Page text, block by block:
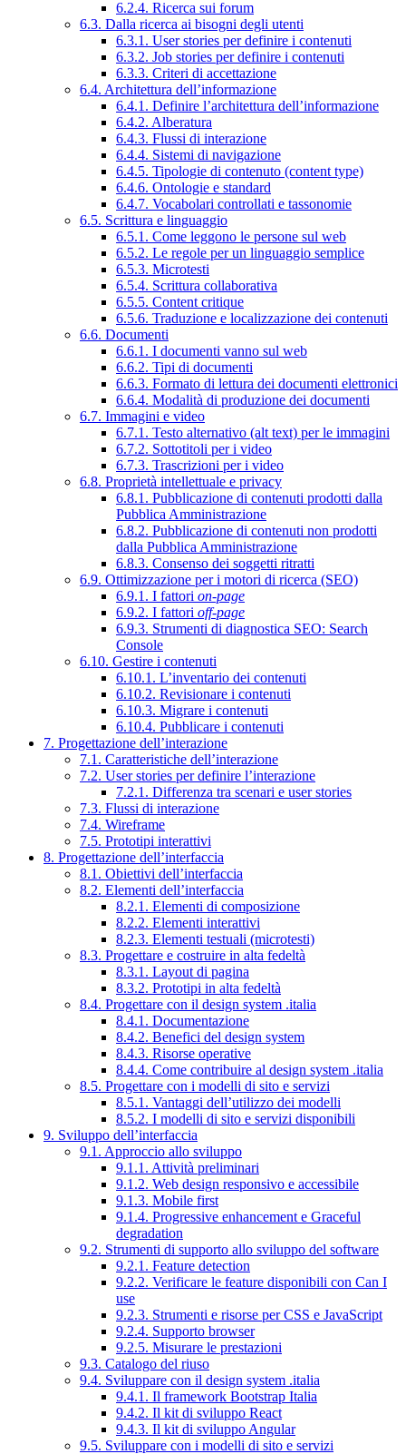
6.2.4. Ricerca sui forum
6.3. Dalla ricerca ai bisogni degli utenti
6.3.1. User stories per definire i contenuti
6.3.2. Job stories per definire i contenuti
6.3.3. Criteri di accettazione
6.4. Architettura dell’informazione
6.4.1. Definire l’architettura dell’informazione
6.4.2. Alberatura
6.4.3. Flussi di interazione
6.4.4. Sistemi di navigazione
6.4.5. Tipologie di contenuto (content type)
6.4.6. Ontologie e standard
6.4.7. Vocabolari controllati e tassonomie
6.5. Scrittura e linguaggio
6.5.1. Come leggono le persone sul web
6.5.2. Le regole per un linguaggio semplice
6.5.3. Microtesti
6.5.4. Scrittura collaborativa
6.5.5. Content critique
6.5.6. Traduzione e localizzazione dei contenuti
6.6. Documenti
6.6.1. I documenti vanno sul web
6.6.2. Tipi di documenti
6.6.3. Formato di lettura dei documenti elettronici
6.6.4. Modalità di produzione dei documenti
6.7. Immagini e video
6.7.1. Testo alternativo (alt text) per le immagini
6.7.2. Sottotitoli per i video
6.7.3. Trascrizioni per i video
6.8. Proprietà intellettuale e privacy
6.8.1. Pubblicazione di contenuti prodotti dalla
Pubblica Amministrazione
6.8.2. Pubblicazione di contenuti non prodotti
dalla Pubblica Amministrazione
6.8.3. Consenso dei soggetti ritratti
6.9. Ottimizzazione per i motori di ricerca (SEO)
6.9.1. I fattori on-page
6.9.2. I fattori off-page
6.9.3. Strumenti di diagnostica SEO: Search
Console
6.10. Gestire i contenuti
6.10.1. L’inventario dei contenuti
6.10.2. Revisionare i contenuti
6.10.3. Migrare i contenuti
6.10.4. Pubblicare i contenuti
7. Progettazione dell’interazione
7.1. Caratteristiche dell’interazione
7.2. User stories per definire l’interazione
7.2.1. Differenza tra scenari e user stories
7.3. Flussi di interazione
7.4. Wireframe
7.5. Prototipi interattivi
8. Progettazione dell’interfaccia
8.1. Obiettivi dell’interfaccia
8.2. Elementi dell’interfaccia
8.2.1. Elementi di composizione
8.2.2. Elementi interattivi
8.2.3. Elementi testuali (microtesti)
8.3. Progettare e costruire in alta fedeltà
8.3.1. Layout di pagina
8.3.2. Prototipi in alta fedeltà
8.4. Progettare con il design system .italia
8.4.1. Documentazione
8.4.2. Benefici del design system
8.4.3. Risorse operative
8.4.4. Come contribuire al design system .italia
8.5. Progettare con i modelli di sito e servizi
8.5.1. Vantaggi dell’utilizzo dei modelli
8.5.2. I modelli di sito e servizi disponibili
9. Sviluppo dell’interfaccia
9.1. Approccio allo sviluppo
9.1.1. Attività preliminari
9.1.2. Web design responsivo e accessibile
9.1.3. Mobile first
9.1.4. Progressive enhancement e Graceful
degradation
9.2. Strumenti di supporto allo sviluppo del software
9.2.1. Feature detection
9.2.2. Verificare le feature disponibili con Can I
use
9.2.3. Strumenti e risorse per CSS e JavaScript
9.2.4. Supporto browser
9.2.5. Misurare le prestazioni
9.3. Catalogo del riuso
9.4. Sviluppare con il design system .italia
9.4.1. Il framework Bootstrap Italia
9.4.2. Il kit di sviluppo React
9.4.3. Il kit di sviluppo Angular
9.5. Sviluppare con i modelli di sito e servizi